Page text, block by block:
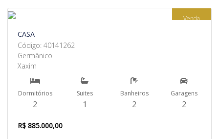
Venda
CASA
Código: 40141262
Germânico
Xaxim
Dormitórios
2
Suites
1
Banheiros
2
Garagens
2
R$ 885.000,00